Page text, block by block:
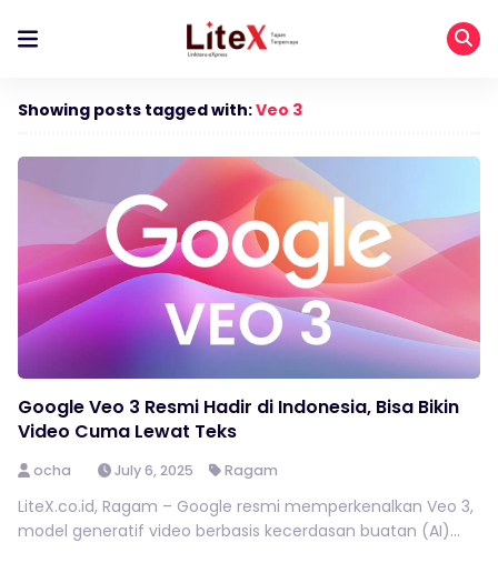
Showing posts tagged with:Veo 3
Google Veo 3 Resmi Hadir di Indonesia, Bisa Bikin
Video Cuma Lewat Teks
ocha July 6, 2025 Ragam
LiteX.co.id, Ragam – Google resmi memperkenalkan Veo 3,
model generatif video berbasis kecerdasan buatan (AI)...